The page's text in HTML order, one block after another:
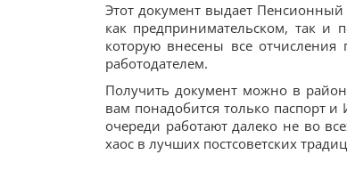
Этот документ выдает
как предпринимательском, так
которую внесены все
работодателем.
Получить документ можно в
вам понадобится только паспорт
очереди работают далеко не во
хаос в лучших постсоветских